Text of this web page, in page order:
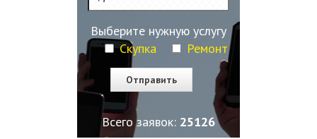
Выберите нужную услугу
Скупка
Ремонт
Всего заявок: 25127